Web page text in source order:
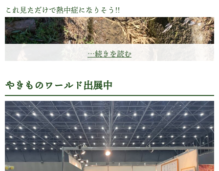
凜太郎はちょこちょこ歩くようになりました。
今一歳と一カ月、こいつは我が家の五代目ではありませんが
『癒しの極み』です!!
これ見ただけで熱中症になりそう!!
…続きを読む
やきものワールド出展中